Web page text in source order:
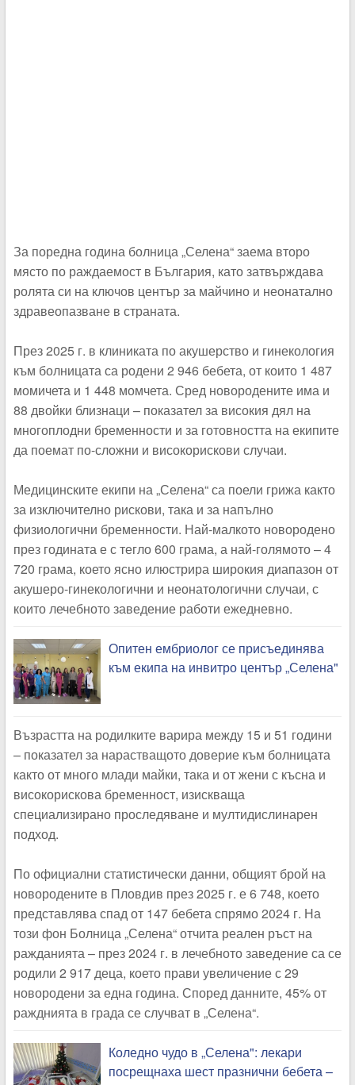
За поредна година болница „Селена“ заема второ
място по раждаемост в България, като затвърждава
ролята си на ключов център за майчино и неонатално
здравеопазване в страната.
През 2025 г. в клиниката по акушерство и гинекология
към болницата са родени 2 946 бебета, от които 1 487
момичета и 1 448 момчета. Сред новородените има и
88 двойки близнаци – показател за високия дял на
многоплодни бременности и за готовността на екипите
да поемат по-сложни и високорискови случаи.
Медицинските екипи на „Селена“ са поели грижа както
за изключително рискови, така и за напълно
физиологични бременности. Най-малкото новородено
през годината е с тегло 600 грама, а най-голямото – 4
720 грама, което ясно илюстрира широкия диапазон от
акушеро-гинекологични и неонатологични случаи, с
които лечебното заведение работи ежедневно.
Опитен ембриолог се присъединява
към екипа на инвитро център „Селена"
Възрастта на родилките варира между 15 и 51 години
– показател за нарастващото доверие към болницата
както от много млади майки, така и от жени с късна и
високорискова бременност, изискваща
специализирано проследяване и мултидислинарен
подход.
По официални статистически данни, общият брой на
новородените в Пловдив през 2025 г. е 6 748, което
представлява спад от 147 бебета спрямо 2024 г. На
този фон Болница „Селена“ отчита реален ръст на
ражданията – през 2024 г. в лечебното заведение са се
родили 2 917 деца, което прави увеличение с 29
новородени за една година. Според данните, 45% от
ражднията в града се случват в „Селена“.
Коледно чудо в „Селена": лекари
посрещнаха шест празнични бебета –